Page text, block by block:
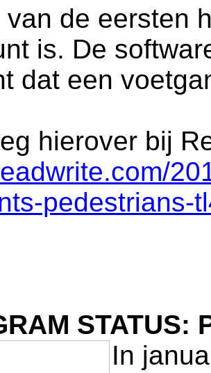
de eersten
is. De
dat een
hierover bij
pedestrians-
STATUS:
In